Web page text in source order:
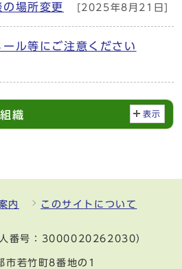
場所変更 [2025年8月21日]
ール等にご注意ください
織 表示
内 このサイトについて
人番号：3000020262030）
若竹町8番地の1